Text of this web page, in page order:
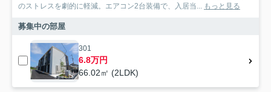
のストレスを劇的に軽減。エアコン2台装備で、入居当...
もっと見る
募集中の部屋
301
6.8万円
66.02㎡ (2LDK)